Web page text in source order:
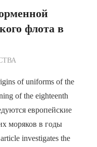
флота в
of uniforms of the
of the eighteenth
европейские
моряков в годы
investigates the